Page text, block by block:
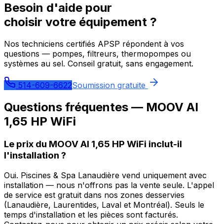
Besoin d'aide pour
choisir votre équipement ?
Nos techniciens certifiés APSP répondent à vos
questions — pompes, filtreurs, thermopompes ou
systèmes au sel. Conseil gratuit, sans engagement.
514-609-6622Soumission gratuite
Questions fréquentes — MOOV AI
1,65 HP WiFi
Le prix du MOOV AI 1,65 HP WiFi inclut-il
l'installation ?
Oui. Piscines & Spa Lanaudière vend uniquement avec
installation — nous n'offrons pas la vente seule. L'appel
de service est gratuit dans nos zones desservies
(Lanaudière, Laurentides, Laval et Montréal). Seuls le
temps d'installation et les pièces sont facturés.